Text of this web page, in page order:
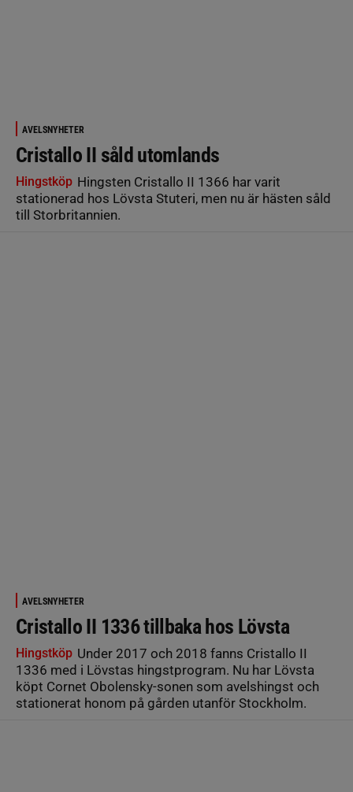
AVELSNYHETER
Cristallo II såld utomlands
Hingstköp Hingsten Cristallo II 1366 har varit
stationerad hos Lövsta Stuteri, men nu är hästen såld
till Storbritannien.
AVELSNYHETER
Cristallo II 1336 tillbaka hos Lövsta
Hingstköp Under 2017 och 2018 fanns Cristallo II
1336 med i Lövstas hingstprogram. Nu har Lövsta
köpt Cornet Obolensky-sonen som avelshingst och
stationerat honom på gården utanför Stockholm.